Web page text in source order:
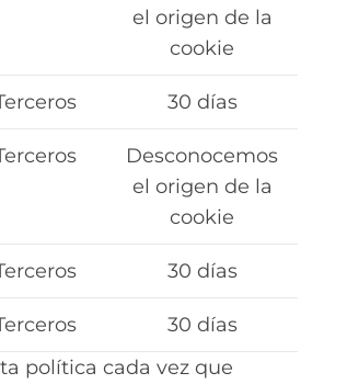
el origen de la
cookie
30 días
Desconocemos
el origen de la
cookie
30 días
30 días
política cada vez que